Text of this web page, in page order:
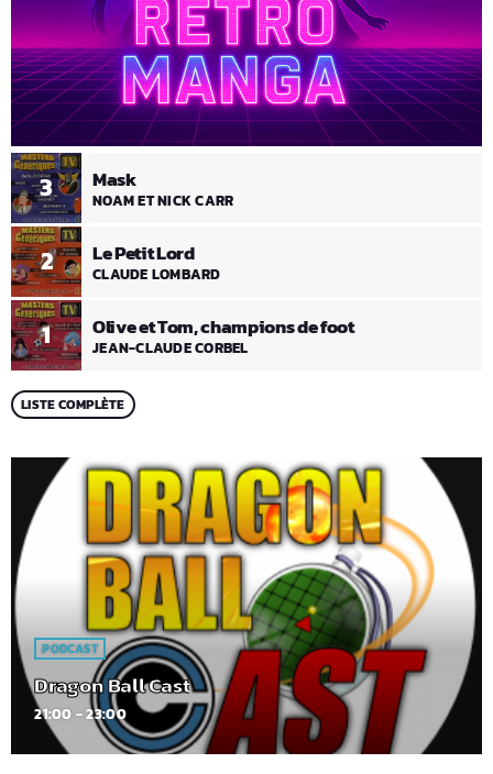
1 Olive et Tom, champions de foot
JEAN-CLAUDE CORBEL
2 Le Petit Lord
CLAUDE LOMBARD
3 Mask
NOAM ET NICK CARR
LISTE COMPLÈTE
PODCAST
Dragon Ball Cast
21:00 - 23:00